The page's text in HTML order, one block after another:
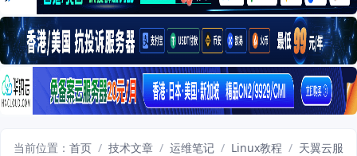
当前位置： 首页 / 技术文章 / 运维笔记 / Linux教程 / 天翼云服